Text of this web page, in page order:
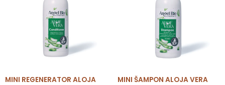
MINI REGENERATOR ALOJA
MINI ŠAMPON ALOJA VERA